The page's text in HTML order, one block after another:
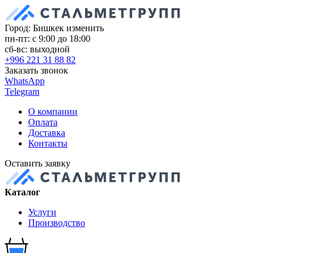
Город: Бишкек изменить
пн-пт: с 9:00 до 18:00
сб-вс: выходной
+996 221 31 88 82
Заказать звонок
WhatsApp
Telegram
О компании
Оплата
Доставка
Контакты
Оставить заявку
Каталог
Услуги
Производство